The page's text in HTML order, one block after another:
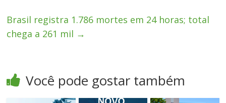
Brasil registra 1.786 mortes em 24 horas; total
chega a 261 mil →
Você pode gostar também